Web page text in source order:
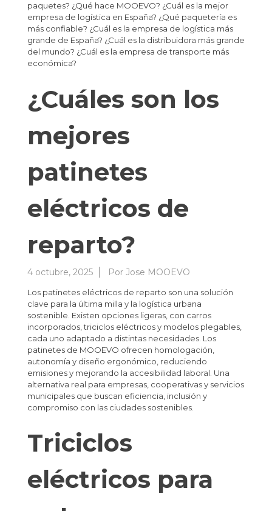
paquetes? ¿Qué hace MOOEVO? ¿Cuál es la mejor
empresa de logística en España? ¿Qué paquetería es
más confiable? ¿Cuál es la empresa de logística más
grande de España? ¿Cuál es la distribuidora más grande
del mundo? ¿Cuál es la empresa de transporte más
económica?
¿Cuáles son los
mejores
patinetes
eléctricos de
reparto?
4 octubre, 2025 Por Jose MOOEVO
Los patinetes eléctricos de reparto son una solución
clave para la última milla y la logística urbana
sostenible. Existen opciones ligeras, con carros
incorporados, triciclos eléctricos y modelos plegables,
cada uno adaptado a distintas necesidades. Los
patinetes de MOOEVO ofrecen homologación,
autonomía y diseño ergonómico, reduciendo
emisiones y mejorando la accesibilidad laboral. Una
alternativa real para empresas, cooperativas y servicios
municipales que buscan eficiencia, inclusión y
compromiso con las ciudades sostenibles.
Triciclos
eléctricos para